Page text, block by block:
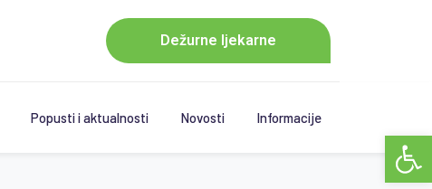
Dežurne ljekarne
Popusti i aktualnosti Novosti Informacije